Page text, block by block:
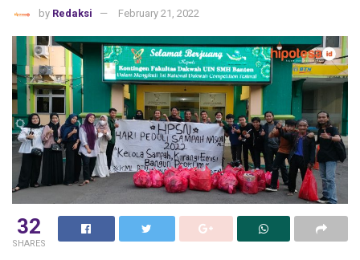
by Redaksi February 21, 2022
32
SHARES